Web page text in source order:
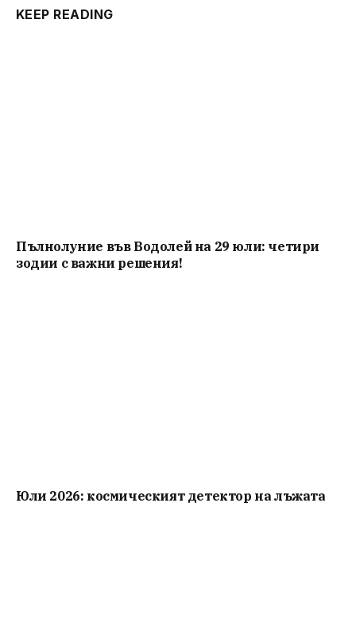
KEEP READING
Пълнолуние във Водолей на 29 юли: четири
зодии с важни решения!
Юли 2026: космическият детектор на лъжата